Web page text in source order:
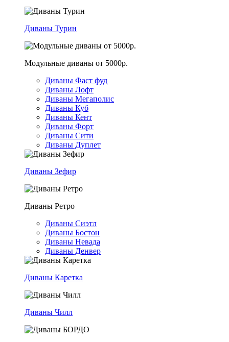
Диваны Турин
Модульные диваны от 5000р.
Диваны Фаст фуд
Диваны Лофт
Диваны Мегаполис
Диваны Куб
Диваны Кент
Диваны Форт
Диваны Сити
Диваны Дуплет
Диваны Зефир
Диваны Ретро
Диваны Сиэтл
Диваны Бостон
Диваны Невада
Диваны Денвер
Диваны Каретка
Диваны Чилл